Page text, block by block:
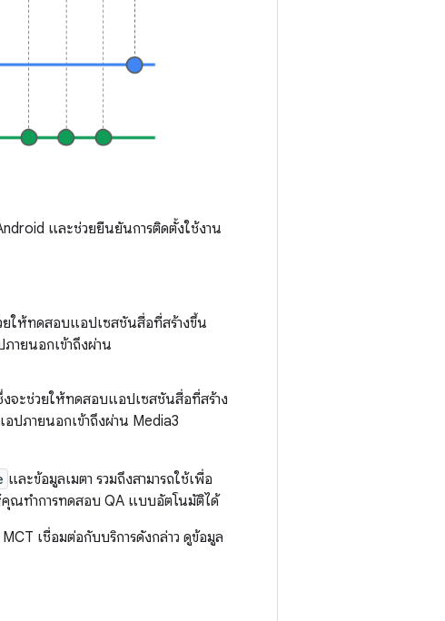
และช่วยยืนยันการติดตั้งใช้งาน
ยให้ทดสอบแอปเซสชันสื่อที่สร้างขึ้น
ายนอกเข้าถึงผ่าน
งจะช่วยให้ทดสอบแอปเซสชันสื่อที่สร้าง
อปภายนอกเข้าถึงผ่าน Media3
และข้อมูลเมตา รวมถึงสามารถใช้เพื่อ
ณทำการทดสอบ QA แบบอัตโนมัติได้
เชื่อมต่อกับบริการดังกล่าว ดูข้อมูล